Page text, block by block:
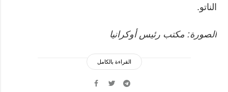
الناتو.
الصورة: مكتب رئيس أوكرانيا
القراءة بالكامل